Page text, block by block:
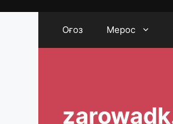
Оғоз Мерос